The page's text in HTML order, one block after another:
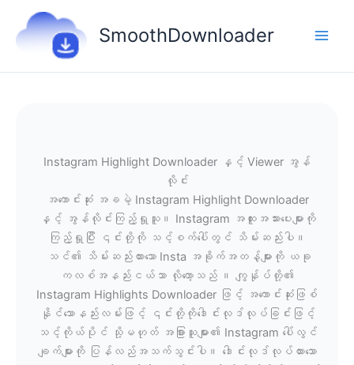
content
SmoothDownloader
Instagram Highlight Downloader နှင့် Viewer အွန်
လိုင်း
အကောင်းဆုံး အခမဲ့ Instagram Highlight Downloader
နှင့် အွန်လိုင်းကြည့်ရှုသူ။ Instagram အထူးအသားပေးများကို
ကြည့်ရှုပြီး ၎င်းတို့ကို သင့်စက်ပေါ်တွင် သိမ်းဆည်းပါ။
သင်၏ သိမ်းဆည်းထားသော Insta အခိုက်အတန့်များကို ယခု
ကလစ်အနည်းငယ်သာ လိုတော့သည် ။ ကျွန်ုပ်တို့၏
Instagram Highlights Downloader ဖြင့် အကောင်းဆုံးဖြစ်
နိုင်သောနည်းလမ်းဖြင့် ၎င်းတို့ကိုဒေါင်းလုဒ်လုပ်ခြင်းဖြင့်
သင့်ကိုယ်ပိုင် သို့မဟုတ် အခြားသူများ၏ Instagram ပေါ်လွင်
ချက်များကို ပြန်လည်အသက်သွင်းပါ။ ဒေါင်းလုဒ်လုပ်ထားသော